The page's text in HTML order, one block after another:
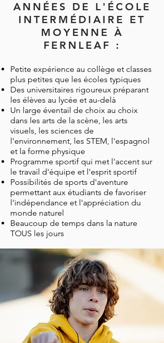
ANNÉES DE L'ÉCOLE
INTERMÉDIAIRE ET
MOYENNE À
FERNLEAF :
Petite expérience au collège et classes
plus petites que les écoles typiques
Des universitaires rigoureux préparant
les élèves au lycée et au-delà
Un large éventail de choix au choix
dans les arts de la scène, les arts
visuels, les sciences de
l'environnement, les STEM, l'espagnol
et la forme physique
Programme sportif qui met l'accent sur
le travail d'équipe et l'esprit sportif
Possibilités de sports d'aventure
permettant aux étudiants de favoriser
l'indépendance et l'appréciation du
monde naturel
Beaucoup de temps dans la nature
TOUS les jours